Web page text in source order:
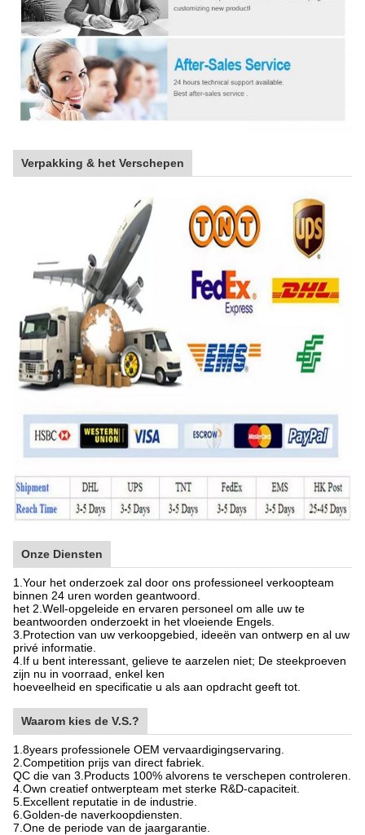
Verpakking & het Verschepen
Onze Diensten
1.Your het onderzoek zal door ons professioneel verkoopteam
binnen 24 uren worden geantwoord.
het 2.Well-opgeleide en ervaren personeel om alle uw te
beantwoorden onderzoekt in het vloeiende Engels.
3.Protection van uw verkoopgebied, ideeën van ontwerp en al uw
privé informatie.
4.If u bent interessant, gelieve te aarzelen niet; De steekproeven
zijn nu in voorraad, enkel ken
hoeveelheid en specificatie u als aan opdracht geeft tot.
Waarom kies de V.S.?
1.8years professionele OEM vervaardigingservaring.
2.Competition prijs van direct fabriek.
QC die van 3.Products 100% alvorens te verschepen controleren.
4.Own creatief ontwerpteam met sterke R&D-capaciteit.
5.Excellent reputatie in de industrie.
6.Golden-de naverkoopdiensten.
7.One de periode van de jaargarantie.